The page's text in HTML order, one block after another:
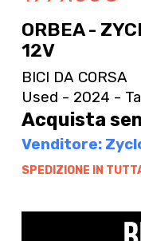
ORBEA -
12V
BICI DA CORSA
Used - 2024 -
Acquista
Venditore:
SPEDIZIONE IN